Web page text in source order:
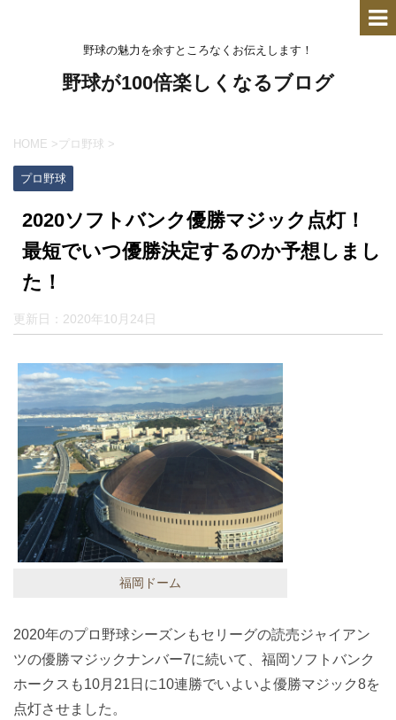
野球の魅力を余すところなくお伝えします！
野球が100倍楽しくなるブログ
HOME > プロ野球 >
プロ野球
2020ソフトバンク優勝マジック点灯！
最短でいつ優勝決定するのか予想しまし
た！
更新日： 2020年10月24日
福岡ドーム
2020年のプロ野球シーズンもセリーグの読売ジャイアン
ツの優勝マジックナンバー7に続いて、福岡ソフトバンク
ホークスも10月21日に10連勝でいよいよ優勝マジック8を
点灯させました。